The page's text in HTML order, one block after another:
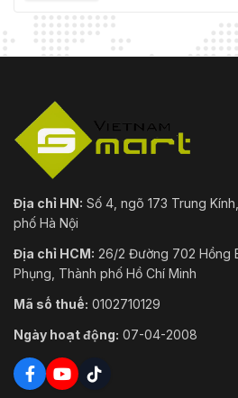
Địa chỉ HN: Số 4, ngõ 173 Trung
phố Hà Nội
Địa chỉ HCM: 26/2 Đường 702 Hồng
Phụng, Thành phố Hồ Chí Minh
Mã số thuế: 0102710129
Ngày hoạt động: 07-04-2008